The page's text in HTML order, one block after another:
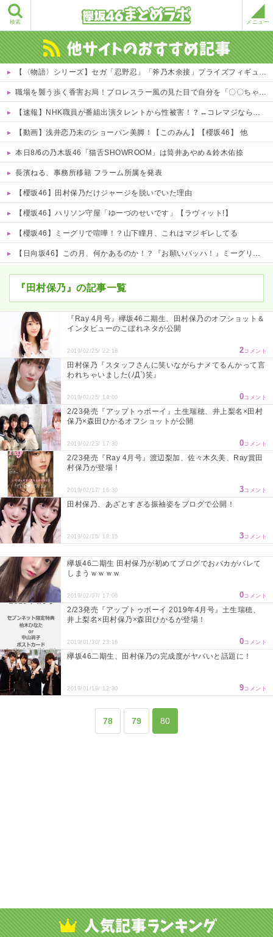
検索 メニュー
【〈物語〉シリーズ】セガ「忍野忍」「斧乃木余接」プライズフィギュア【彩色原型公開】
職場を襲う歩く香害お局！プロレスラー風の見た目で自分を「〇〇ちゃん」呼び、部下を鬱病で何人も潰してお菓子賄賂でウハウハwｗｗ
【速報】NHK職員が番組出演タレントから性被害！？←コレマジならヤバくねーか？
【動画】浅井恋乃未のショーパン美脚！【このみん】【櫻坂46】 他
本日8/6の乃木坂46「猫舌SHOWROOM」は筒井あやめ＆鈴木佑捺
長濱ねる、事務所移籍 フラーム所属を発表
【櫻坂46】田村保乃だけジャージを脱いでいた理由
【櫻坂46】ハリソン守屋「ゆーづのせいです」【ラヴィット!】
【櫻坂46】ミーグリで喧嘩！？山下瞳月、これはマジギレしてる
【日向坂46】この月、何かあるのか！？『お願いバッハ！』ミーグリ日程がこちら
『田村保乃』の記事一覧
『Ray 4月号』欅坂46二期生、田村保乃のオフショット＆
インタビューのこぼれネタが公開
2019/02/25/ 22:18 2コメント
田村保乃『スタッフさんに笑いながらナメてるんかって言
われちゃいました(ﾉД`)笑』
2019/02/25/ 14:00 0コメント
2/23発売『アップトゥボーイ』土生瑞穂、井上梨名×田村
保乃×森田ひかるオフショットが公開
2019/02/23/ 17:30 0コメント
2/23発売『Ray 4月号』渡辺梨加、佐々木久美、Ray賞田
村保乃が登場！
2019/02/17/ 16:30 3コメント
田村保乃、あざとすぎる振袖姿をブログで公開！
2019/02/16/ 18:15 3コメント
欅坂46二期生 田村保乃が初めてブログでおバカがバレて
しまうｗｗｗｗ
2019/02/07/ 17:06 0コメント
2/23発売『アップトゥボーイ 2019年4月号』土生瑞穂、
井上梨名×田村保乃×森田ひかるが登場！
2019/01/30/ 23:16 0コメント
欅坂46二期生、田村保乃の完成度がヤバいと話題に！
2019/01/19/ 12:30 9コメント
78 79 80